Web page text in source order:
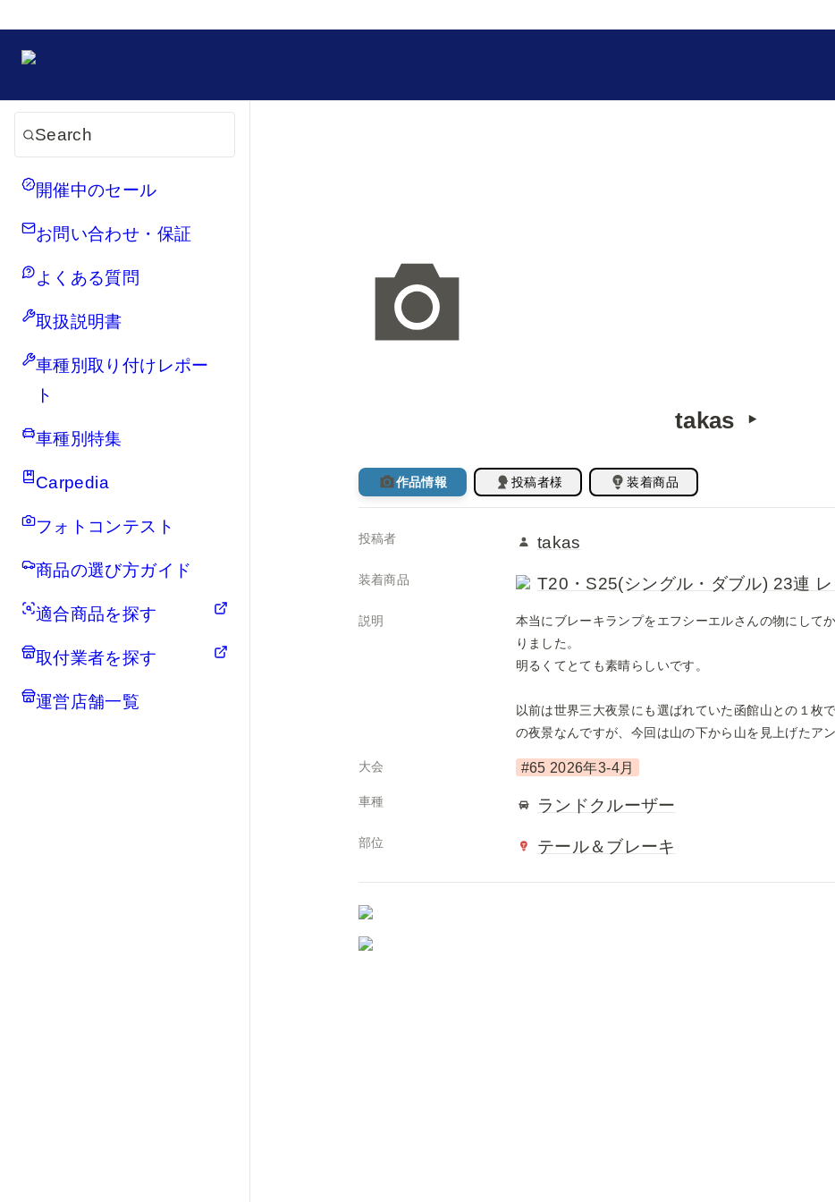
Search
開催中のセール
お問い合わせ・保証
よくある質問
取扱説明書
車種別取り付けレポー
ト
車種別特集
Carpedia
フォトコンテスト
商品の選び方ガイド
適合商品を探す
取付業者を探す
運営店舗一覧
takas  ‣
作品情報 投稿者様 装着商品
投稿者 takas
装着商品 T20・S25(シングル・ダブル) 23連 レ
説明
本当にブレーキランプをエフシーエルさんの物にして
りました。
明るくてとても素晴らしいです。
以前は世界三大夜景にも選ばれていた函館山との１枚
の夜景なんですが、今回は山の下から山を見上げたア
大会 #65 2026年3-4月
車種 ランドクルーザー
部位 テール＆ブレーキ